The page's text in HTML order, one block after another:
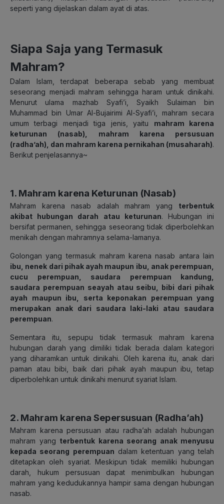
seperti yang dijelaskan dalam ayat di atas.
Siapa Saja yang Termasuk
Mahram?
Dalam Islam, terdapat beberapa sebab yang membuat
seseorang menjadi mahram sehingga haram untuk dinikahi.
Menurut ulama mazhab Syafi’i, Syaikh Sulaiman bin
Muhammad bin Umar Al-Bujairimi Al-Syafi’i, mahram secara
umum terbagi menjadi tiga jenis, yaitu mahram karena
keturunan (nasab), mahram karena persusuan
(radha’ah), dan mahram karena pernikahan (musaharah).
Berikut penjelasannya~
1. Mahram karena Keturunan (Nasab)
Mahram karena nasab adalah mahram yang terbentuk
akibat hubungan darah atau keturunan. Hubungan ini
bersifat permanen, sehingga seseorang tidak diperbolehkan
menikah dengan mahramnya selama-lamanya.
Golongan yang termasuk mahram karena nasab antara lain
ibu, nenek dari pihak ayah maupun ibu, anak perempuan,
cucu perempuan, saudara perempuan kandung,
saudara perempuan seayah atau seibu, bibi dari pihak
ayah maupun ibu, serta keponakan perempuan yang
merupakan anak dari saudara laki-laki atau saudara
perempuan.
Sementara itu, sepupu tidak termasuk mahram karena
hubungan darah yang dimiliki tidak berada dalam kategori
yang diharamkan untuk dinikahi. Oleh karena itu, anak dari
paman atau bibi, baik dari pihak ayah maupun ibu, tetap
diperbolehkan untuk dinikahi menurut syariat Islam.
2. Mahram karena Sepersusuan (Radha’ah)
Mahram karena persusuan atau radha’ah adalah hubungan
mahram yang terbentuk karena seorang anak menyusu
kepada seorang perempuan dalam ketentuan yang telah
ditetapkan oleh syariat. Meskipun tidak memiliki hubungan
darah, hukum persusuan dapat menimbulkan hubungan
mahram yang kedudukannya hampir sama dengan hubungan
nasab.